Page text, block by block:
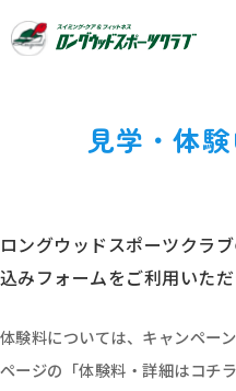
見学・体
ロングウッドスポーツクラ
込みフォームをご利用いた
体験料については、キャンペー
ページの「体験料・詳細はコチ